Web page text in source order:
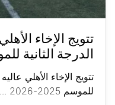
تتويج الإخاء
الدرجة الثانية للموسم
تتويج الإخاء الأهلي
للموسم 2025-2026 ...